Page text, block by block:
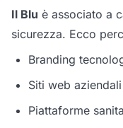
Il Blu è associato a
sicurezza. Ecco
Branding
Siti web
Piattaforme